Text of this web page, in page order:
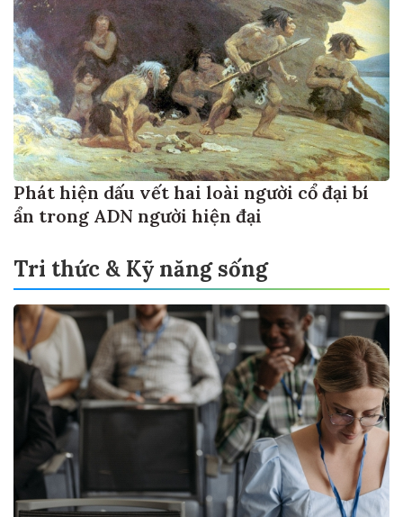
Phát hiện dấu vết hai loài người cổ đại bí
ẩn trong ADN người hiện đại
Tri thức & Kỹ năng sống